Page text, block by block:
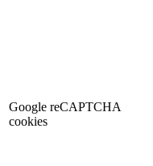
Google reCAPTCHA
cookies